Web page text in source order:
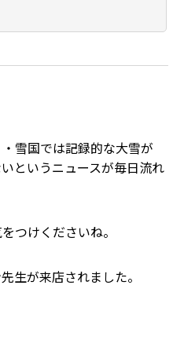
雪国では記録的な大雪が
というニュースが毎日流れ
つけくださいね。
生が来店されました。